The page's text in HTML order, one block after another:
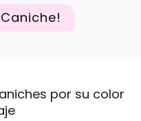
por su color